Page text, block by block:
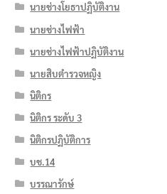
นายช่างโยธาปฏิบัติงาน
นายช่างไฟฟ้า
นายช่างไฟฟ้าปฏิบัติงาน
นายสิบตำรวจหญิง
นิติกร
นิติกร ระดับ 3
นิติกรปฏิบัติการ
บช.14
บรรณารักษ์